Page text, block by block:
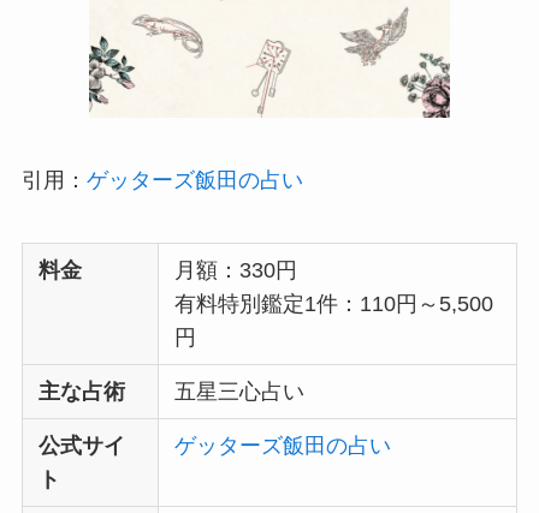
引用： ゲッターズ飯田の占い
料金
月額：330円
有料特別鑑定1件：110円～5,500
円
主な占術 五星三心占い
公式サイ
ト
ゲッターズ飯田の占い